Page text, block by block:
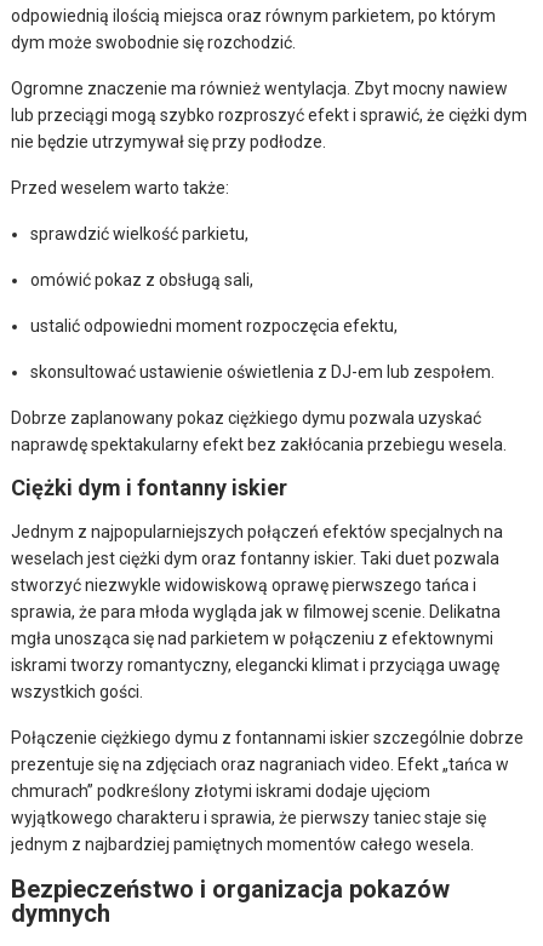
odpowiednią ilością miejsca oraz równym parkietem, po którym
dym może swobodnie się rozchodzić.
Ogromne znaczenie ma również wentylacja. Zbyt mocny nawiew
lub przeciągi mogą szybko rozproszyć efekt i sprawić, że ciężki dym
nie będzie utrzymywał się przy podłodze.
Przed weselem warto także:
sprawdzić wielkość parkietu,
omówić pokaz z obsługą sali,
ustalić odpowiedni moment rozpoczęcia efektu,
skonsultować ustawienie oświetlenia z DJ-em lub zespołem.
Dobrze zaplanowany pokaz ciężkiego dymu pozwala uzyskać
naprawdę spektakularny efekt bez zakłócania przebiegu wesela.
Ciężki dym i fontanny iskier
Jednym z najpopularniejszych połączeń efektów specjalnych na
weselach jest ciężki dym oraz fontanny iskier. Taki duet pozwala
stworzyć niezwykle widowiskową oprawę pierwszego tańca i
sprawia, że para młoda wygląda jak w filmowej scenie. Delikatna
mgła unosząca się nad parkietem w połączeniu z efektownymi
iskrami tworzy romantyczny, elegancki klimat i przyciąga uwagę
wszystkich gości.
Połączenie ciężkiego dymu z fontannami iskier szczególnie dobrze
prezentuje się na zdjęciach oraz nagraniach video. Efekt „tańca w
chmurach” podkreślony złotymi iskrami dodaje ujęciom
wyjątkowego charakteru i sprawia, że pierwszy taniec staje się
jednym z najbardziej pamiętnych momentów całego wesela.
Bezpieczeństwo i organizacja pokazów
dymnych